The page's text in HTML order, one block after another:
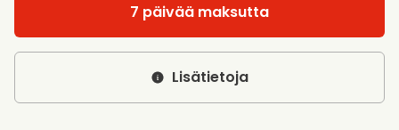
7 päivää maksutta
Lisätietoja